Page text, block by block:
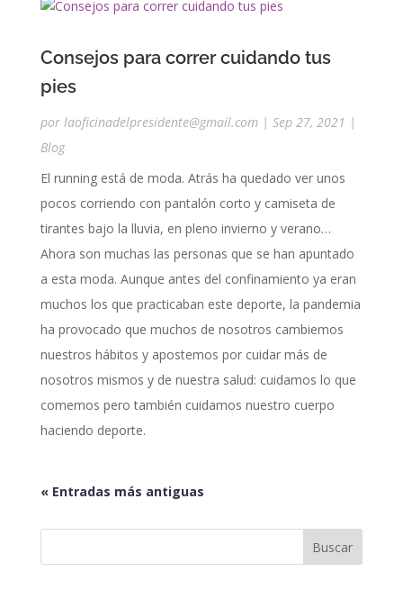
Consejos para correr cuidando tus
pies
por laoficinadelpresidente@gmail.com| Sep 27, 2021 |
Blog
El running está de moda. Atrás ha quedado ver unos
pocos corriendo con pantalón corto y camiseta de
tirantes bajo la lluvia, en pleno invierno y verano…
Ahora son muchas las personas que se han apuntado
a esta moda. Aunque antes del confinamiento ya eran
muchos los que practicaban este deporte, la pandemia
ha provocado que muchos de nosotros cambiemos
nuestros hábitos y apostemos por cuidar más de
nosotros mismos y de nuestra salud: cuidamos lo que
comemos pero también cuidamos nuestro cuerpo
haciendo deporte.
« Entradas más antiguas